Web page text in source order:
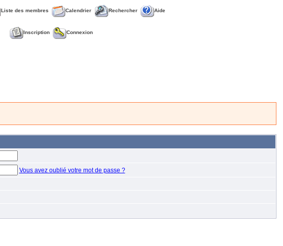
Liste des membres Calendrier Rechercher Aide
Inscription Connexion
Vous avez oublié votre mot de passe ?